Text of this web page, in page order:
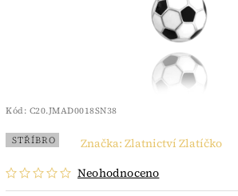
Kód: C20.JMAD0018SN38
STŘÍBRO
Neohodnoceno
Značka: Zlatnictví Zlatíčko